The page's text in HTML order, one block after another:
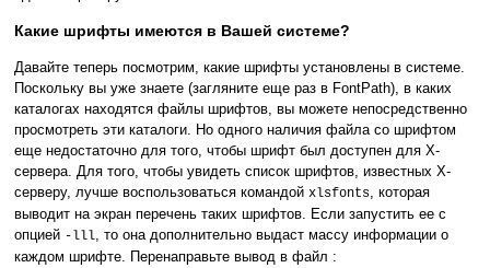
Какие шрифты имеются в Вашей системе?
Давайте теперь посмотрим, какие шрифты установлены в системе.
Поскольку вы уже знаете (загляните еще раз в FontPath), в каких
каталогах находятся файлы шрифтов, вы можете непосредственно
просмотреть эти каталоги. Но одного наличия файла со шрифтом
еще недостаточно для того, чтобы шрифт был доступен для X-
сервера. Для того, чтобы увидеть список шрифтов, известных X-
серверу, лучше воспользоваться командой xlsfonts , которая
выводит на экран перечень таких шрифтов. Если запустить ее с
опцией -lll , то она дополнительно выдаст массу информации о
каждом шрифте. Перенаправьте вывод в файл :